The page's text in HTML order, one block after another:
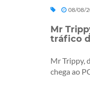
08/08/
Mr
tráfico
Mr Trippy,
chega ao